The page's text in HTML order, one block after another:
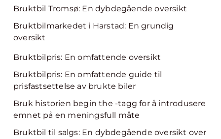
Bruktbil Tromsø: En dybdegående oversikt
Bruktbilmarkedet i Harstad: En grundig
oversikt
Bruktbilpris: En omfattende oversikt
Bruktbilpris: En omfattende guide til
prisfastsettelse av brukte biler
Bruk historien begin the -tagg for å introdusere
emnet på en meningsfull måte
Bruktbil til salgs: En dybdegående oversikt over